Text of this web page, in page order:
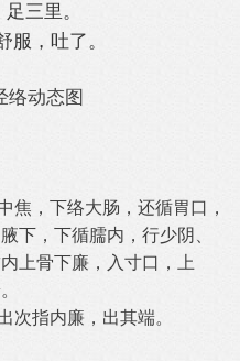
三里。
服，吐了。
络动态图
，下络大肠，还循胃口，
下，下循臑内，行少阴、
上骨下廉，入寸口，上
指内廉，出其端。